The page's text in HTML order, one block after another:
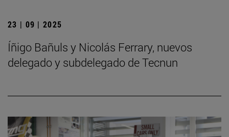
23 | 09 | 2025
Íñigo Bañuls y Nicolás Ferrary, nuevos
delegado y subdelegado de Tecnun